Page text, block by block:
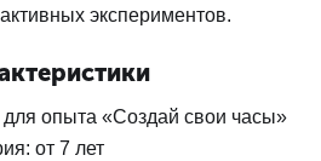
экспериментов.
опыта «Создай свои часы»
от 7 лет